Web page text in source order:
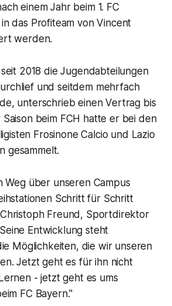
einem Jahr beim 1. FC
das Profiteam von Vincent
werden.
2018 die Jugendabteilungen
und seitdem mehrfach
unterschrieb einen Vertrag bis
beim FCH hatte er bei den
Frosinone Calcio und Lazio
gesammelt.
Weg über unseren Campus
Schritt für Schritt
Freund, Sportdirektor
Entwicklung steht
Möglichkeiten, die wir unseren
Jetzt geht es für ihn nicht
- jetzt geht es ums
FC Bayern."